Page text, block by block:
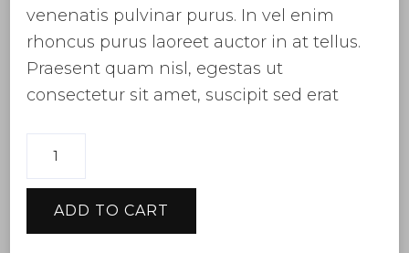
venenatis pulvinar purus. In vel enim
rhoncus purus laoreet auctor in at tellus.
Praesent quam nisl, egestas ut
consectetur sit amet, suscipit sed erat
ADD TO CART